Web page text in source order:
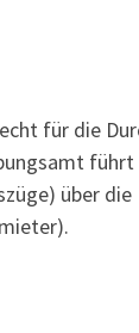
für die
führt
über die